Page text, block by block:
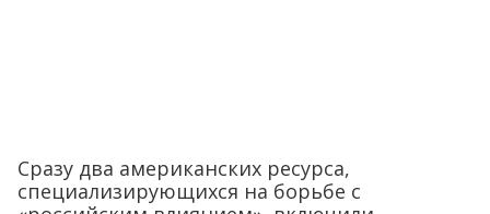
Сразу два американских ресурса,
специализирующихся на борьбе с